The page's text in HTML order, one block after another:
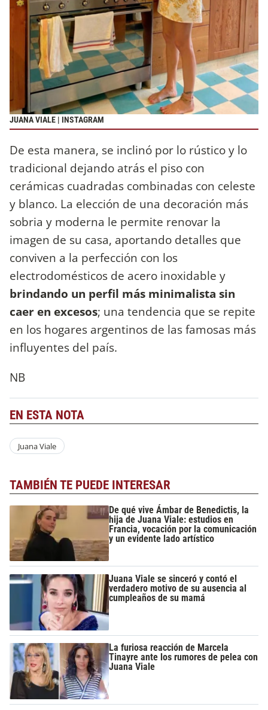
JUANA VIALE | INSTAGRAM
De esta manera, se inclinó por lo rústico y lo
tradicional dejando atrás el piso con
cerámicas cuadradas combinadas con celeste
y blanco. La elección de una decoración más
sobria y moderna le permite renovar la
imagen de su casa, aportando detalles que
conviven a la perfección con los
electrodomésticos de acero inoxidable y
brindando un perfil más minimalista sin
caer en excesos; una tendencia que se repite
en los hogares argentinos de las famosas más
influyentes del país.
NB
EN ESTA NOTA
Juana Viale
TAMBIÉN TE PUEDE INTERESAR
De qué vive Ámbar de Benedictis, la
hija de Juana Viale: estudios en
Francia, vocación por la comunicación
y un evidente lado artístico
Juana Viale se sinceró y contó el
verdadero motivo de su ausencia al
cumpleaños de su mamá
La furiosa reacción de Marcela
Tinayre ante los rumores de pelea con
Juana Viale